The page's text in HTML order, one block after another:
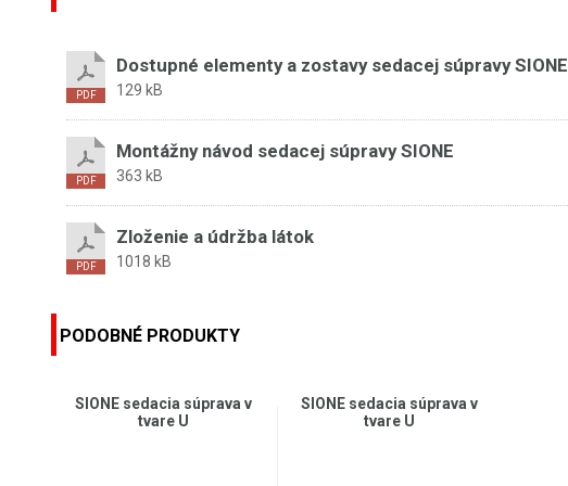
Dostupné elementy a zostavy sedacej súpravy SIONE
129 kB
Montážny návod sedacej súpravy SIONE
363 kB
Zloženie a údržba látok
1018 kB
PODOBNÉ PRODUKTY
SIONE sedacia súprava v
tvare U
SIONE sedacia súprava v
tvare U